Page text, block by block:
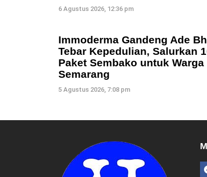
6 Agustus 2026, 12:36 pm
Immoderma Gandeng Ade
Tebar Kepedulian, Salurkan
Paket Sembako untuk Warga
Semarang
5 Agustus 2026, 7:08 pm